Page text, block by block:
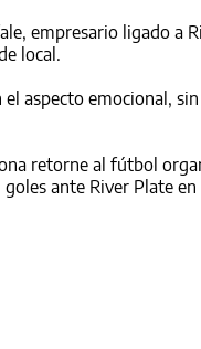
empresario ligado a
local.
aspecto emocional,
retorne al fútbol
ante River Plate